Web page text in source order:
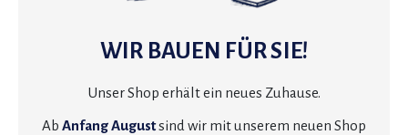
WIR BAUEN FÜR SIE!
Unser Shop erhält ein neues Zuhause.
Ab Anfang Augustsind wir mit unserem neuen Shop